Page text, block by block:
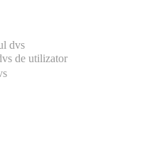
dvs
de utilizator